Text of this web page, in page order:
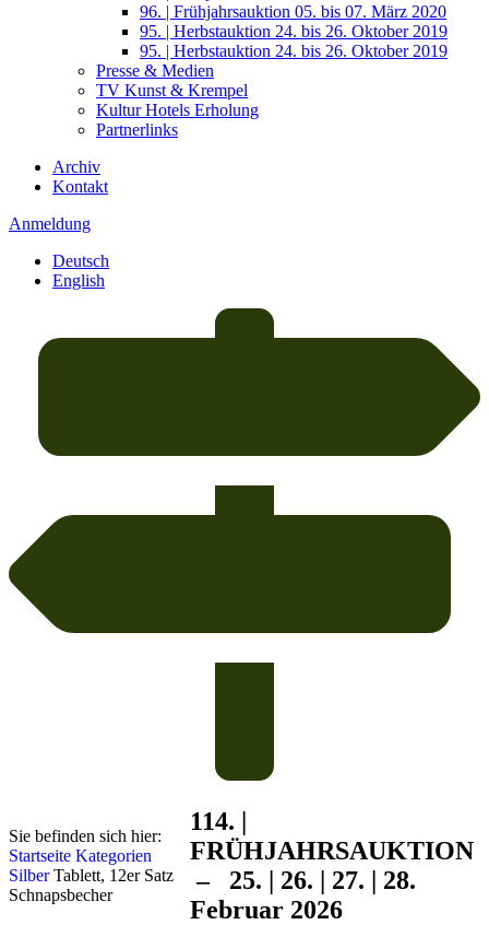
96. | Frühjahrsauktion 05. bis 07. März 2020
95. | Herbstauktion 24. bis 26. Oktober 2019
95. | Herbstauktion 24. bis 26. Oktober 2019
Presse & Medien
TV Kunst & Krempel
Kultur Hotels Erholung
Partnerlinks
Archiv
Kontakt
Anmeldung
Deutsch
English
Sie befinden sich hier:
Startseite Kategorien
Silber Tablett, 12er Satz
Schnapsbecher
114. |
FRÜHJAHRSAUKTION
– 25. | 26. | 27. | 28.
Februar 2026